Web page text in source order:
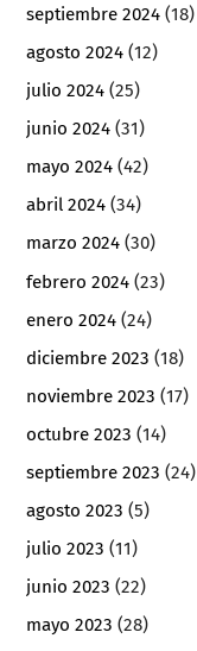
septiembre 2024 (18)
agosto 2024 (12)
julio 2024 (25)
junio 2024 (31)
mayo 2024 (42)
abril 2024 (34)
marzo 2024 (30)
febrero 2024 (23)
enero 2024 (24)
diciembre 2023 (18)
noviembre 2023 (17)
octubre 2023 (14)
septiembre 2023 (24)
agosto 2023 (5)
julio 2023 (11)
junio 2023 (22)
mayo 2023 (28)